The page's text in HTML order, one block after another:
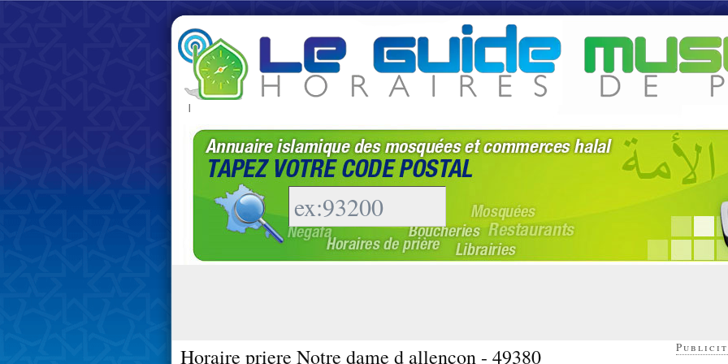
|
Horaire priere Notre dame d allencon - 49380